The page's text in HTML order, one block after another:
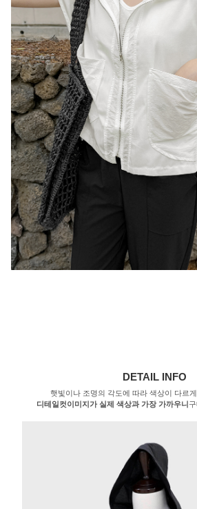
DETAIL INFO
햇빛이나 조명의 각도에 따라 색상이 다르
디테일컷이미지가 실제 색상과 가장 가까우니